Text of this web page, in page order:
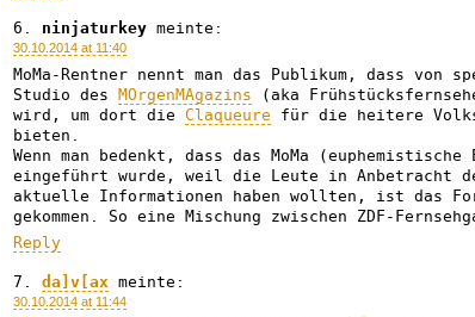
ninjaturkey meinte:
30.10.2014 at 11:40
MoMa-Rentner nennt man das Publikum, dass
Studio des MOrgenMAgazins (aka
wird, um dort die Claqueure für die heitere
bieten.
Wenn man bedenkt, dass das MoMa
eingeführt wurde, weil die Leute in Anbetracht
aktuelle Informationen haben wollten, ist das
gekommen. So eine Mischung zwischen ZDF-
Reply
da]v[ax meinte:
30.10.2014 at 11:44